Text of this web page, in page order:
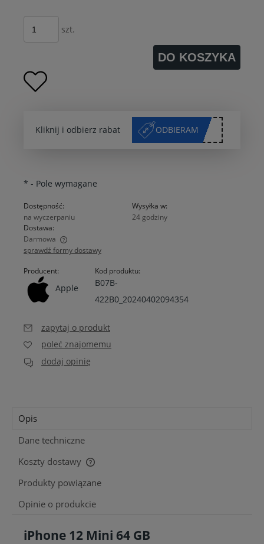
szt.
DO KOSZYKA
Kliknij i odbierz rabat ODBIERAM
*****50
* - Pole wymagane
Dostępność:
na wyczerpaniu
Wysyłka w:
24 godziny
Dostawa:
Darmowa
Cena nie zawiera ewentualnych kosztów płatności
sprawdź formy dostawy
Producent:
Apple
Kod produktu:
B07B-
422B0_20240402094354
zapytaj o produkt
poleć znajomemu
dodaj opinię
Opis
Dane techniczne
Koszty dostawy
Cena nie zawiera ewentualnych kosztów płatności
Produkty powiązane
Opinie o produkcie
iPhone 12 Mini 64 GB